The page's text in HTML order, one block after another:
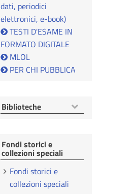
dati, periodici
elettronici, e-book)
TESTI D'ESAME IN
FORMATO DIGITALE
MLOL
PER CHI PUBBLICA
Mostra
voci
Biblioteche
Fondi storici e
collezioni speciali
Fondi storici e
collezioni speciali